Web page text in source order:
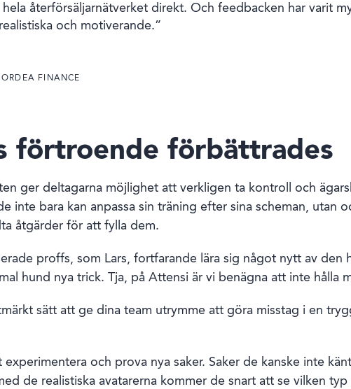
hela återförsäljarnätverket direkt. Och feedbacken har varit
och motiverande.”
FINANCE
förtroende förbättrades
ger deltagarna möjlighet att verkligen ta kontroll och
inte bara kan anpassa sin träning efter sina scheman, utan
åtgärder för att fylla dem.
proffs, som Lars, fortfarande lära sig något nytt av den
hund nya trick. Tja, på Attensi är vi benägna att inte hålla
sätt att ge dina team utrymme att göra misstag i en
och prova nya saker. Saker de kanske inte
de realistiska avatarerna kommer de snart att se vilken